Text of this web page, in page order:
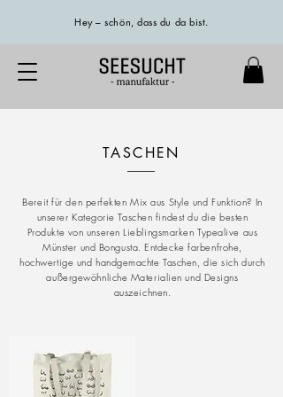
Hey – schön, dass du da bist.
TASCHEN
Bereit für den perfekten Mix aus Style und Funktion? In
unserer Kategorie Taschen findest du die besten
Produkte von unseren Lieblingsmarken Typealive aus
Münster und Bongusta. Entdecke farbenfrohe,
hochwertige und handgemachte Taschen, die sich durch
außergewöhnliche Materialien und Designs
auszeichnen.